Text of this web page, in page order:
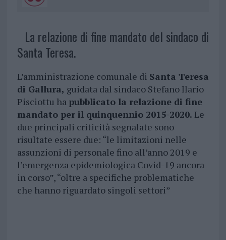
La relazione di fine mandato del sindaco di
Santa Teresa.
L’amministrazione comunale di Santa Teresa
di Gallura, guidata dal sindaco Stefano Ilario
Pisciottu ha pubblicato la relazione di fine
mandato per il quinquennio 2015-2020. Le
due principali criticità segnalate sono
risultate essere due: “le limitazioni nelle
assunzioni di personale fino all’anno 2019 e
l’emergenza epidemiologica Covid-19 ancora
in corso”, “oltre a specifiche problematiche
che hanno riguardato singoli settori”